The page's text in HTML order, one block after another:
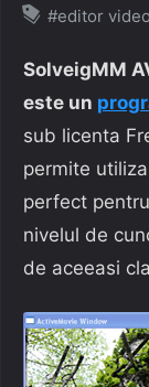
on
#editor video
SolveigMM
este un
sub licenta
permite
perfect
nivelul de
de aceeasi